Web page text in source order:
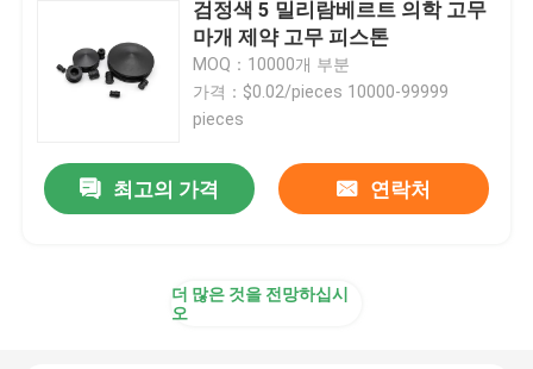
주사기 부속물
뷰틸 고무 멈춤 장치
미리 채운 실린지부
검정색 5 밀리람베르트 의학 고무
마개 제약 고무 피스톤
MOQ：10000개 부분
가격：$0.02/pieces 10000-99999
pieces
최고의 가격 연락처
더 많은 것을 전망하십시
오